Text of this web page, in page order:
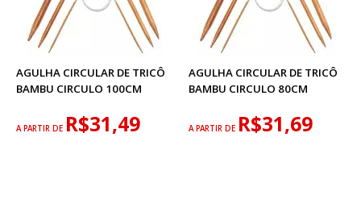
AGULHA CIRCULAR DE TRICÔ
BAMBU CIRCULO 100CM
A PARTIR DE R$31,49
AGULHA CIRCULAR DE TRICÔ
BAMBU CIRCULO 80CM
A PARTIR DE R$31,69